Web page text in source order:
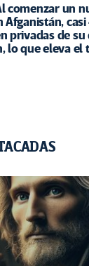
comenzar un
Afganistán,
privadas de
lo que eleva el